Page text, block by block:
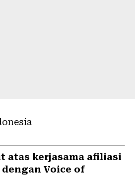
atas kerjasama afiliasi
Voice of